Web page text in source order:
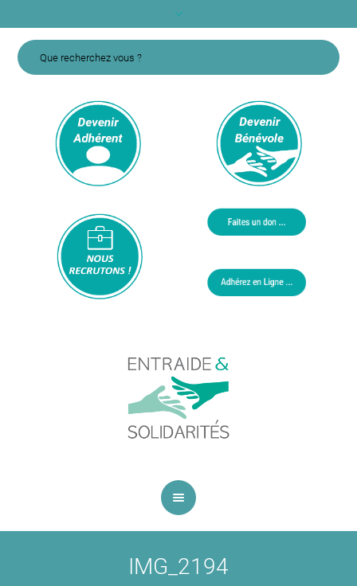
IMG_2194